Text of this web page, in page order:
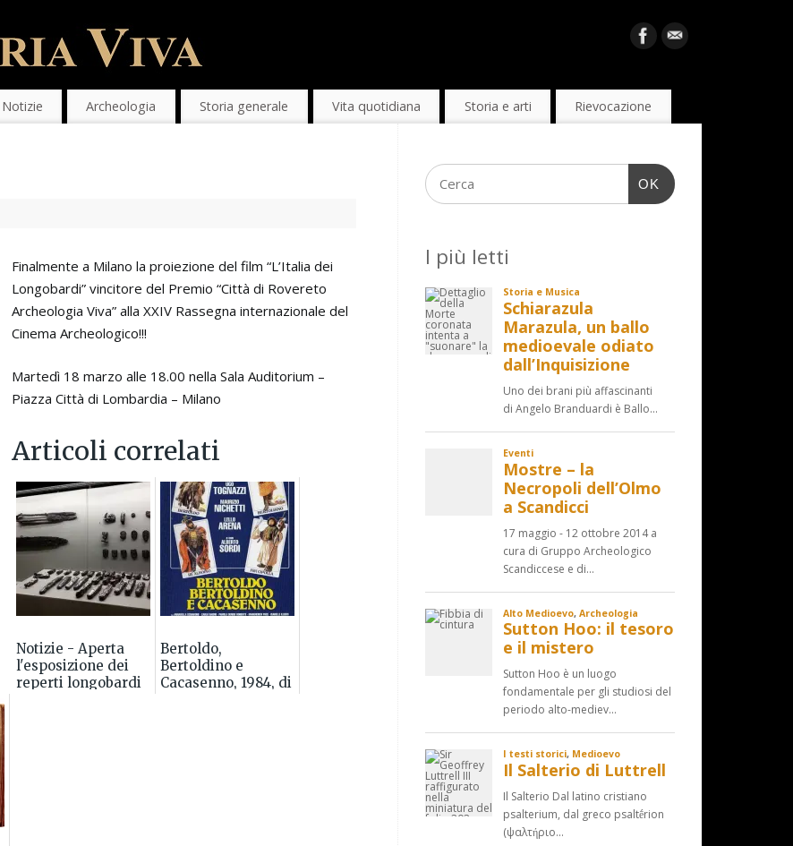
Notizie Archeologia Storia generale Vita quotidiana Storia e arti Rievocazione
Finalmente a Milano la proiezione del film “L’Italia dei
Longobardi” vincitore del Premio “Città di Rovereto
Archeologia Viva” alla XXIV Rassegna internazionale del
Cinema Archeologico!!!
Martedì 18 marzo alle 18.00 nella Sala Auditorium –
Piazza Città di Lombardia – Milano
Articoli correlati
Notizie - Aperta
l'esposizione dei
reperti longobardi
Bertoldo,
Bertoldino e
Cacasenno, 1984, di
OK
I più letti